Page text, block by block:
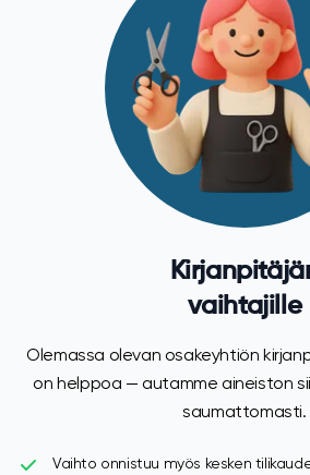
vaihtajille
Olemassa olevan osakeyhtiön
on helppoa — autamme aineiston
saumattomasti.
Vaihto onnistuu myös kesken